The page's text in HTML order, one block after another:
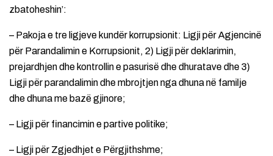
zbatoheshin’:
– Pakoja e tre ligjeve kundër korrupsionit: Ligji për Agjencinë
për Parandalimin e Korrupsionit, 2) Ligji për deklarimin,
prejardhjen dhe kontrollin e pasurisë dhe dhuratave dhe 3)
Ligji për parandalimin dhe mbrojtjen nga dhuna në familje
dhe dhuna me bazë gjinore;
– Ligji për financimin e partive politike;
– Ligji për Zgjedhjet e Përgjithshme;